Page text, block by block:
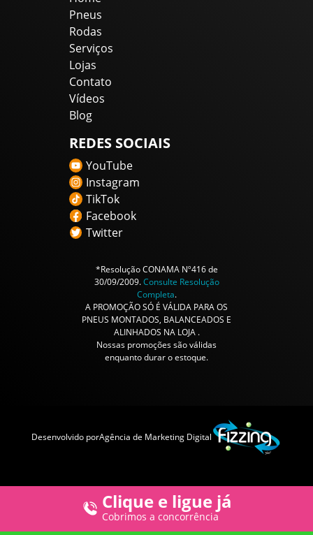
Clique e ligue já
Cobrimos a concorrência
Pneus
Rodas
Serviços
Lojas
Contato
Vídeos
Blog
REDES SOCIAIS
YouTube
Instagram
TikTok
Facebook
Twitter
*Resolução CONAMA Nº416 de
30/09/2009.Consulte Resolução
Completa.
A PROMOÇÃO SÓ É VÁLIDA PARA OS
PNEUS MONTADOS, BALANCEADOS E
ALINHADOS NA LOJA .
Nossas promoções são válidas
enquanto durar o estoque.
Desenvolvido porAgência de Marketing Digital